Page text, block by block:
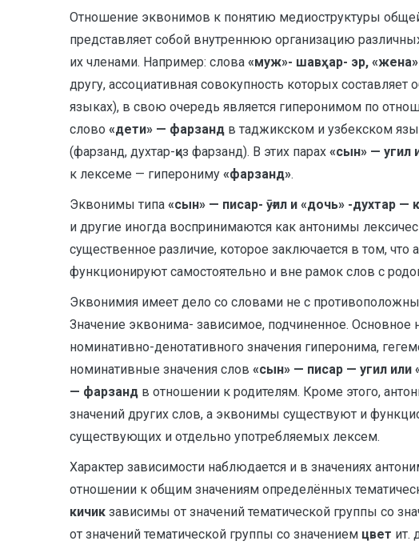
Отношение эквонимов к понятию медиоструктуры
представляет собой внутреннюю организацию
их членами. Например: слова «муж»- шавҳар- эр,
другу, ассоциативная совокупность которых составляет
языках), в свою очередь является гиперонимом по
слово «дети» — фарзанд в таджикском и узбекском
(фарзанд, духтар-қиз фарзанд). В этих парах «сын» — угил
к лексеме — гиперониму «фарзанд».
Эквонимы типа «сын» — писар- ӯғил и «дочь» -духтар
и другие иногда воспринимаются как антонимы
существенное различие, которое заключается в том,
функционируют самостоятельно и вне рамок слов с
Эквонимия имеет дело со словами не с
Значение эквонима- зависимое, подчиненное.
номинативно-денотативного значения гиперонима,
номинативные значения слов «сын» — писар — угил или
— фарзанд в отношении к родителям. Кроме этого,
значений других слов, а эквонимы существуют и
существующих и отдельно употребляемых лексем.
Характер зависимости наблюдается и в значениях
отношении к общим значениям определённых
кичик зависимы от значений тематической группы со
от значений тематической группы со значением цвет ит.